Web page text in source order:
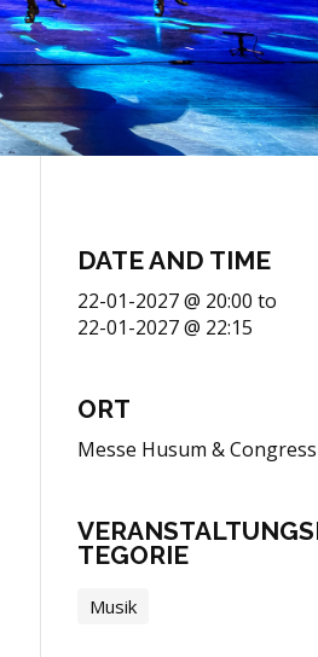
DATE AND TIME
22-01-2027 @ 20:00to
22-01-2027 @ 22:15
ORT
Messe Husum & Congress
TEGORIE
Musik